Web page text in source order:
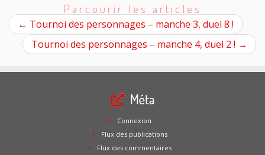
Parcourir les articles
← Tournoi des personnages – manche 3, duel 8 !
Tournoi des personnages – manche 4, duel 2 ! →
Méta
Connexion
Flux des publications
Flux des commentaires